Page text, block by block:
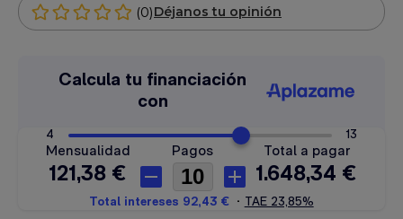
(0)Déjanos tu opinión